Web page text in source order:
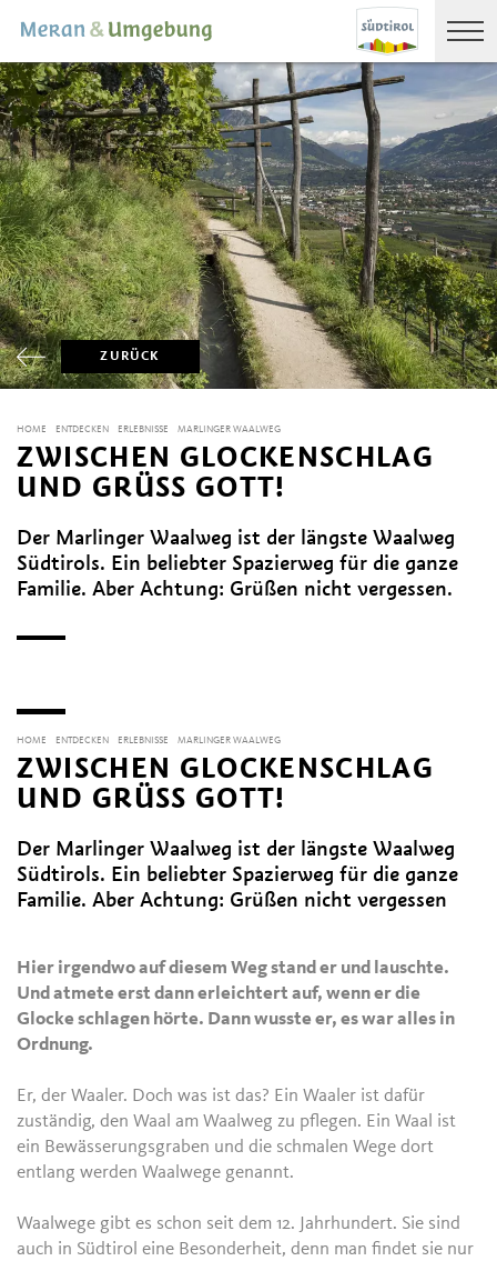
ZURÜCK
HOME ENTDECKEN ERLEBNISSE MARLINGER WAALWEG
ZWISCHEN GLOCKENSCHLAG
UND GRÜSS GOTT!
Der Marlinger Waalweg ist der längste Waalweg
Südtirols. Ein beliebter Spazierweg für die ganze
Familie. Aber Achtung: Grüßen nicht vergessen.
HOME ENTDECKEN ERLEBNISSE MARLINGER WAALWEG
ZWISCHEN GLOCKENSCHLAG
UND GRÜSS GOTT!
Der Marlinger Waalweg ist der längste Waalweg
Südtirols. Ein beliebter Spazierweg für die ganze
Familie. Aber Achtung: Grüßen nicht vergessen
Hier irgendwo auf diesem Weg stand er und lauschte.
Und atmete erst dann erleichtert auf, wenn er die
Glocke schlagen hörte. Dann wusste er, es war alles in
Ordnung.
Er, der Waaler. Doch was ist das? Ein Waaler ist dafür
zuständig, den Waal am Waalweg zu pflegen. Ein Waal ist
ein Bewässerungsgraben und die schmalen Wege dort
entlang werden Waalwege genannt.
Waalwege gibt es schon seit dem 12. Jahrhundert. Sie sind
auch in Südtirol eine Besonderheit, denn man findet sie nur